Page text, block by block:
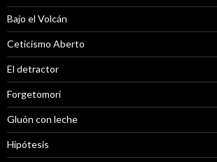
Bajo el Volcán
Ceticismo Aberto
El detractor
Forgetomori
Gluón con leche
Hipótesis